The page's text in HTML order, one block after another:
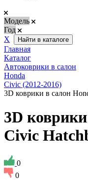
Модель
Год
Х
Найти в каталоге
Главная
Каталог
Автоковрики в салон
Honda
Civic (2012-2016)
3D коврики в салон
3D
Civic
0
0